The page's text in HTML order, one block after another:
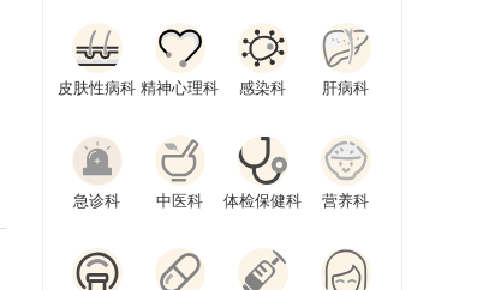
皮肤性病科 精神心理科 感染科 肝病科
急诊科 中医科 体检保健科 营养科